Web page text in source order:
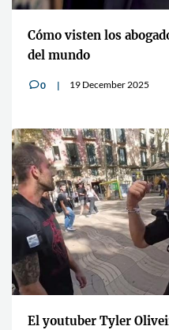
Cómo visten los
del mundo
v0 19 December 2025
El youtuber Tyler